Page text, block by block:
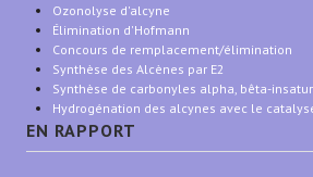
Ozonolyse d'alcyne
Élimination d'Hofmann
Concours de remplacement/élimination
Synthèse des Alcènes par E2
Synthèse de carbonyles alpha, bêta-
Hydrogénation des alcynes avec le
EN RAPPORT